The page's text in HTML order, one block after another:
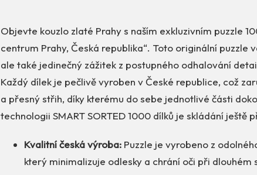
Objevte kouzlo zlaté Prahy s naším exkluzivním puzzle
centrum Prahy, Česká republika“. Toto originální puzzle
ale také jedinečný zážitek z postupného odhalování
Každý dílek je pečlivě vyroben v České republice, což
a přesný střih, díky kterému do sebe jednotlivé části
technologii SMART SORTED 1000 dílků je skládání ještě
Kvalitní česká výroba: Puzzle je vyrobeno z
který minimalizuje odlesky a chrání oči při dlouhém